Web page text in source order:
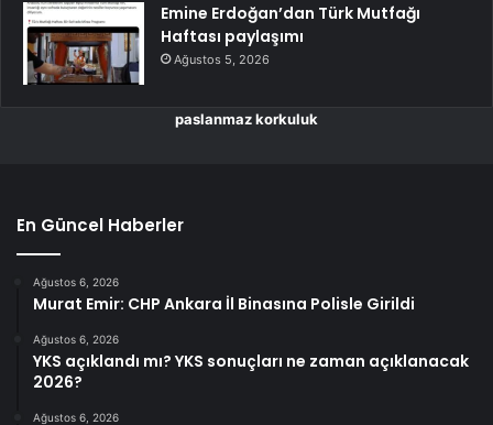
Emine Erdoğan’dan Türk Mutfağı
Haftası paylaşımı
Ağustos 5, 2026
paslanmaz korkuluk
En Güncel Haberler
Ağustos 6, 2026
Murat Emir: CHP Ankara İl Binasına Polisle Girildi
Ağustos 6, 2026
YKS açıklandı mı? YKS sonuçları ne zaman açıklanacak
2026?
Ağustos 6, 2026